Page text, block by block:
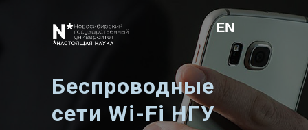
Беспроводные
сети Wi-Fi НГУ
EN